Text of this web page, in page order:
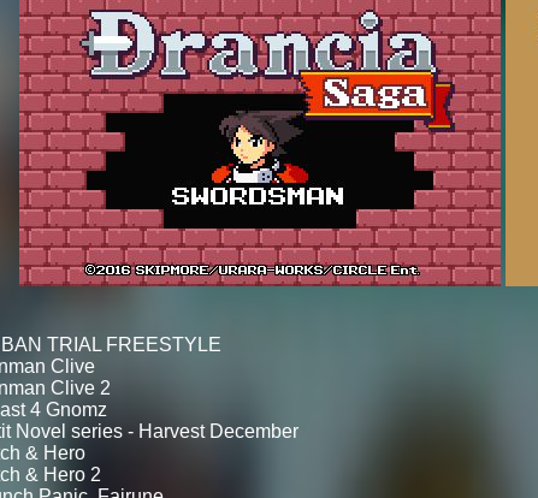
TRIAL FREESTYLE
Clive
Clive 2
4 Gnomz
Novel series - Harvest December
& Hero
& Hero 2